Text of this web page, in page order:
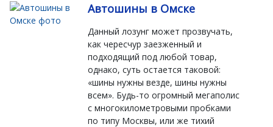
Автошины в Омске
Данный лозунг может прозвучать,
как чересчур заезженный и
подходящий под любой товар,
однако, суть остается таковой:
«шины нужны везде, шины нужны
всем». Будь-то огромный мегаполис
с многокилометровыми пробками
по типу Москвы, или же тихий